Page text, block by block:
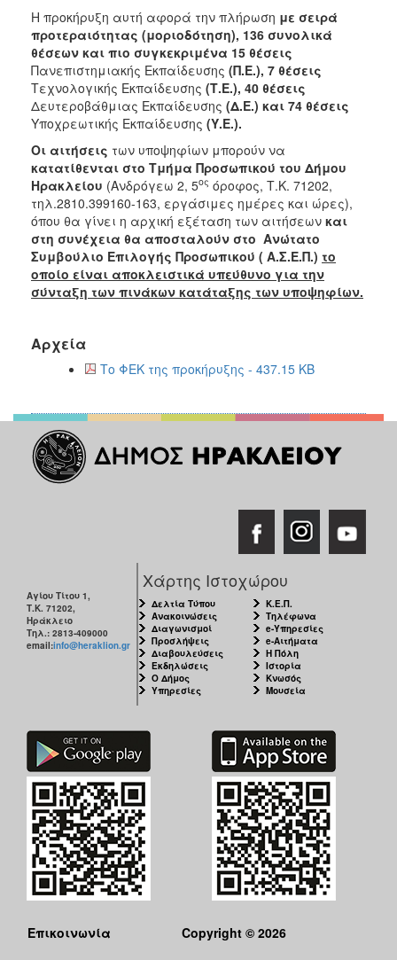
ΑΝΘΕΚΤΙΚΗ
ΠΟΛΗ
Η προκήρυξη αυτή αφορά την πλήρωση με σειρά
προτεραιότητας (μοριοδότηση), 136 συνολικά
θέσεων και πιο συγκεκριμένα 15 θέσεις
Πανεπιστημιακής Εκπαίδευσης (Π.Ε.), 7 θέσεις
Τεχνολογικής Εκπαίδευσης (Τ.Ε.), 40 θέσεις
Δευτεροβάθμιας Εκπαίδευσης (Δ.Ε.) και 74 θέσεις
Υποχρεωτικής Εκπαίδευσης (Υ.Ε.).
Οι αιτήσεις των υποψηφίων μπορούν να
κατατίθενται στο Τμήμα Προσωπικού του Δήμου
Ηρακλείου (Ανδρόγεω 2, 5ος όροφος, Τ.Κ. 71202,
τηλ.2810.399160-163, εργάσιμες ημέρες και ώρες),
όπου θα γίνει η αρχική εξέταση των αιτήσεων και
στη συνέχεια θα αποσταλούν στο Ανώτατο
Συμβούλιο Επιλογής Προσωπικού ( Α.Σ.Ε.Π.) το
οποίο είναι αποκλειστικά υπεύθυνο για την
σύνταξη των πινάκων κατάταξης των υποψηφίων.
Αρχεία
Το ΦΕΚ της προκήρυξης - 437.15 KB
Αγίου Τίτου 1,
Τ.Κ. 71202,
Ηράκλειο
Τηλ.: 2813-409000
email:info@heraklion.gr
Χάρτης Ιστοχώρου
Δελτία Τύπου
Ανακοινώσεις
Διαγωνισμοί
Προσλήψεις
Διαβουλεύσεις
Εκδηλώσεις
Ο Δήμος
Υπηρεσίες
Κ.Ε.Π.
Τηλέφωνα
e-Υπηρεσίες
e-Αιτήματα
Η Πόλη
Ιστορία
Κνωσός
Μουσεία
Επικοινωνία
Copyright © 2026